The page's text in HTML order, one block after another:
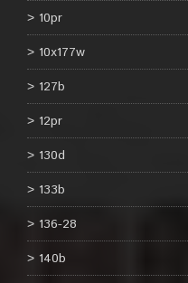
10pr
10x177w
127b
12pr
130d
133b
136-28
140b